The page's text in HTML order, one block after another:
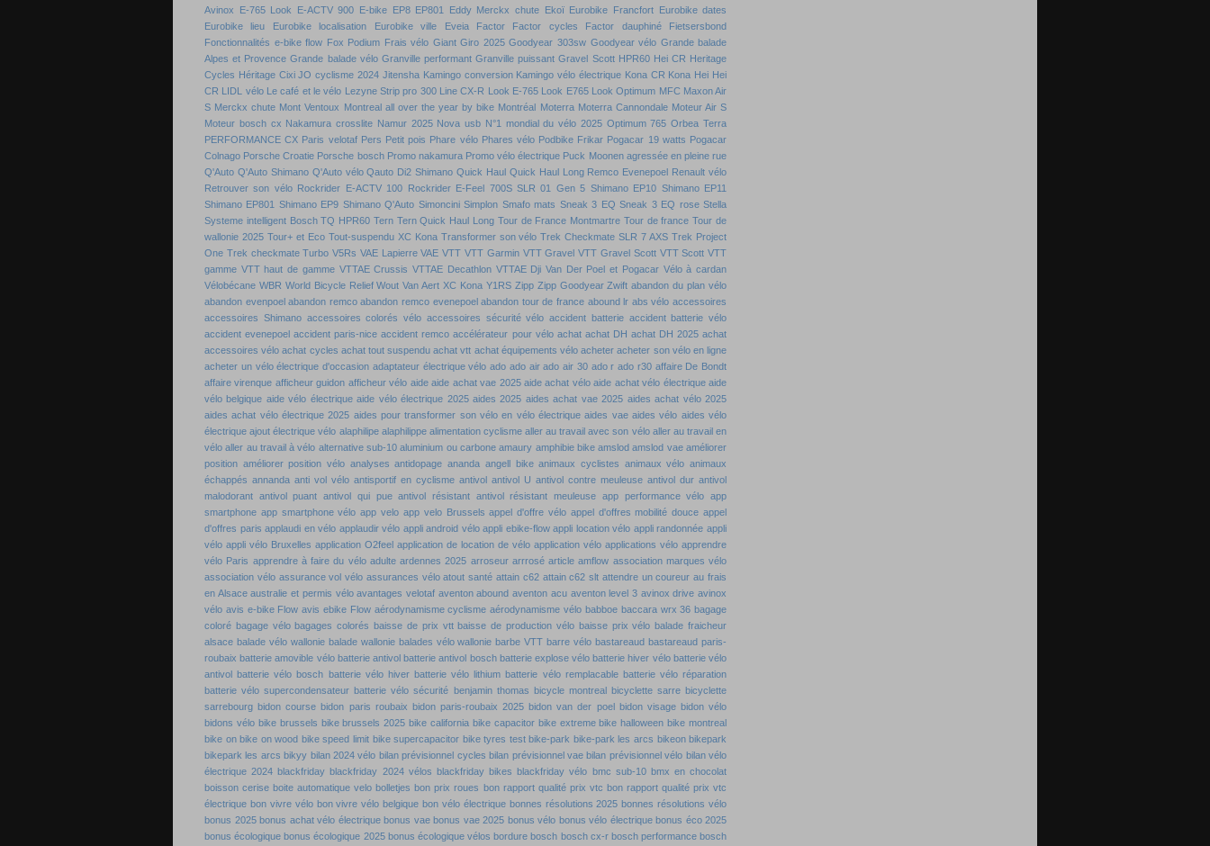
Avinox
E-765 Look E-ACTV 900 E-bike EP8 EP801 Eddy Merckx chute Ekoï Eurobike Francfort Eurobike dates
Eurobike lieu
Eurobike localisation Eurobike ville Eveia Factor Factor cycles Factor dauphiné
Fietsersbond
Fonctionnalités e-bike flow Fox Podium Frais vélo Giant Giro 2025 Goodyear 303sw Goodyear vélo Grande balade
Alpes et Provence Grande balade vélo Granville performant Granville puissant Gravel Scott HPR60 Hei CR Heritage
Cycles Héritage Cixi JO cyclisme 2024 Jitensha Kamingo conversion Kamingo vélo électrique Kona CR Kona Hei Hei
CR LIDL vélo Le café et le vélo Lezyne Strip pro 300 Line CX-R Look E-765 Look E765 Look Optimum MFC Maxon Air
S Merckx chute Mont Ventoux Montreal all over the year by bike Montréal Moterra Moterra Cannondale Moteur Air S
Moteur bosch cx Nakamura crosslite Namur 2025 Nova usb N°1 mondial du vélo 2025 Optimum 765 Orbea Terra
PERFORMANCE CX Paris velotaf Pers Petit pois Phare vélo Phares vélo Podbike Frikar Pogacar 19 watts Pogacar
Colnago Porsche Croatie Porsche bosch Promo nakamura Promo vélo électrique Puck Moonen agressée en pleine rue
Q'Auto Q'Auto Shimano Q'Auto vélo Qauto Di2 Shimano Quick Haul Quick Haul Long Remco Evenepoel Renault vélo
Retrouver son vélo Rockrider E-ACTV 100 Rockrider E-Feel 700S SLR 01 Gen 5 Shimano EP10 Shimano EP11
Shimano EP801 Shimano EP9 Shimano Q'Auto Simoncini Simplon Smafo mats Sneak 3 EQ Sneak 3 EQ rose Stella
Systeme intelligent Bosch TQ HPR60 Tern Tern Quick Haul Long Tour de France Montmartre Tour de france Tour de
wallonie 2025 Tour+ et Eco Tout-suspendu XC Kona Transformer son vélo Trek Checkmate SLR 7 AXS Trek Project
One Trek checkmate Turbo V5Rs VAE Lapierre VAE VTT VTT Garmin VTT Gravel VTT Gravel Scott VTT Scott VTT
gamme VTT haut de gamme VTTAE Crussis VTTAE Decathlon VTTAE Dji Van Der Poel et Pogacar Vélo à cardan
Vélobécane WBR World Bicycle Relief Wout Van Aert XC Kona Y1RS Zipp Zipp Goodyear Zwift abandon du plan vélo
abandon evenpoel abandon remco abandon remco evenepoel abandon tour de france abound lr abs vélo accessoires
accessoires Shimano accessoires colorés vélo accessoires sécurité vélo accident batterie accident batterie vélo
accident evenepoel accident paris-nice accident remco accélérateur pour vélo achat achat DH achat DH 2025 achat
accessoires vélo achat cycles achat tout suspendu achat vtt achat équipements vélo acheter acheter son vélo en ligne
acheter un vélo électrique d'occasion adaptateur électrique vélo ado ado air ado air 30 ado r ado r30 affaire De Bondt
affaire virenque afficheur guidon afficheur vélo aide aide achat vae 2025 aide achat vélo aide achat vélo électrique aide
vélo belgique aide vélo électrique aide vélo électrique 2025 aides 2025 aides achat vae 2025 aides achat vélo 2025
aides achat vélo électrique 2025 aides pour transformer son vélo en vélo électrique aides vae aides vélo aides vélo
électrique ajout électrique vélo alaphilipe alaphilippe alimentation cyclisme aller au travail avec son vélo aller au travail en
vélo aller au travail à vélo alternative sub-10 aluminium ou carbone amaury amphibie bike amslod amslod vae améliorer
position améliorer position vélo analyses antidopage ananda angell bike animaux cyclistes animaux vélo animaux
échappés annanda anti vol vélo antisportif en cyclisme antivol antivol U antivol contre meuleuse antivol dur antivol
malodorant antivol puant antivol qui pue antivol résistant antivol résistant meuleuse app performance vélo app
smartphone app smartphone vélo app velo app velo Brussels appel d'offre vélo appel d'offres mobilité douce appel
d'offres paris applaudi en vélo applaudir vélo appli android vélo appli ebike-flow appli location vélo appli randonnée appli
vélo appli vélo Bruxelles application O2feel application de location de vélo application vélo applications vélo apprendre
vélo Paris apprendre à faire du vélo adulte ardennes 2025 arroseur arrrosé article amflow association marques vélo
association vélo assurance vol vélo assurances vélo atout santé attain c62 attain c62 slt attendre un coureur au frais
en Alsace australie et permis vélo avantages velotaf aventon abound aventon acu aventon level 3 avinox drive avinox
vélo avis e-bike Flow avis ebike Flow aérodynamisme cyclisme aérodynamisme vélo babboe baccara wrx 36 bagage
coloré bagage vélo bagages colorés baisse de prix vtt baisse de production vélo baisse prix vélo balade fraicheur
alsace balade vélo wallonie balade wallonie balades vélo wallonie barbe VTT barre vélo bastareaud bastareaud paris-
roubaix batterie amovible vélo batterie antivol batterie antivol bosch batterie explose vélo batterie hiver vélo batterie vélo
antivol batterie vélo bosch batterie vélo hiver batterie vélo lithium batterie vélo remplacable batterie vélo réparation
batterie vélo supercondensateur batterie vélo sécurité benjamin thomas bicycle montreal bicyclette sarre bicyclette
sarrebourg bidon course bidon paris roubaix bidon paris-roubaix 2025 bidon van der poel bidon visage bidon vélo
bidons vélo bike brussels bike brussels 2025 bike california bike capacitor bike extreme bike halloween bike montreal
bike on bike on wood bike speed limit bike supercapacitor bike tyres test bike-park bike-park les arcs bikeon bikepark
bikepark les arcs bikyy bilan 2024 vélo bilan prévisionnel cycles bilan prévisionnel vae bilan prévisionnel vélo bilan vélo
électrique 2024 blackfriday blackfriday 2024 vélos blackfriday bikes blackfriday vélo bmc sub-10 bmx en chocolat
boisson cerise boite automatique velo bolletjes bon prix roues bon rapport qualité prix vtc bon rapport qualité prix vtc
électrique bon vivre vélo bon vivre vélo belgique bon vélo électrique bonnes résolutions 2025 bonnes résolutions vélo
bonus 2025 bonus achat vélo électrique bonus vae bonus vae 2025 bonus vélo bonus vélo électrique bonus éco 2025
bonus écologique bonus écologique 2025 bonus écologique vélos bordure bosch bosch cx-r bosch performance bosch